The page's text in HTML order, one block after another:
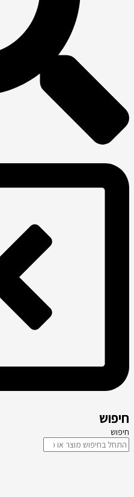
חיפוש
חיפוש